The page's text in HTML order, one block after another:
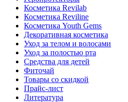
Косметика Revilab
Косметика Reviline
Косметика Youth Gems
Декоративная косметика
Уход за телом и волосами
Уход за полостью рта
Средства для детей
Фиточай
Товары со скидкой
Прайс-лист
Литература